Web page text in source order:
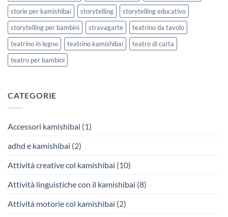
storie per kamishibai
storytelling
storytelling educativo
storytelling per bambini
stravagarte
teatrino da tavolo
teatrino in legno
teatrino kamishibai
teatro di carta
teatro per bambini
CATEGORIE
Accessori kamishibai (1)
adhd e kamishibai (2)
Attività creative col kamishibai (10)
Attività linguistiche con il kamishibai (8)
Attività motorie col kamishibai (2)